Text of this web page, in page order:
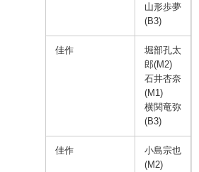
山形歩夢
(B3)
佳作
堀部孔太
郎(M2)
石井杏奈
(M1)
横関竜弥
(B3)
佳作
小島宗也
(M2)